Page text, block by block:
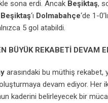
sona erdi. Ancak Beşiktaş,
Beşiktaş‘ı Dolmabahçe‘de 1-
5 gol atabildi.
BÜYÜK REKABETİ DEVAM
arasındaki bu müthiş
devam ediyor. Her
kaderini belirleyecek bir